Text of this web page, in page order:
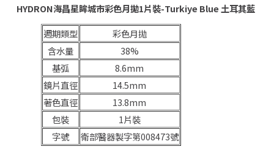
HYDRON海昌星眸城市彩色月拋1片裝-Turkiye Blue 土耳其藍
週期類型
彩色月拋
含水量
38%
基弧
8.6mm
鏡片直徑
14.5mm
著色直徑
13.8mm
包裝
1片裝
字號
衛部醫器製字第008473號